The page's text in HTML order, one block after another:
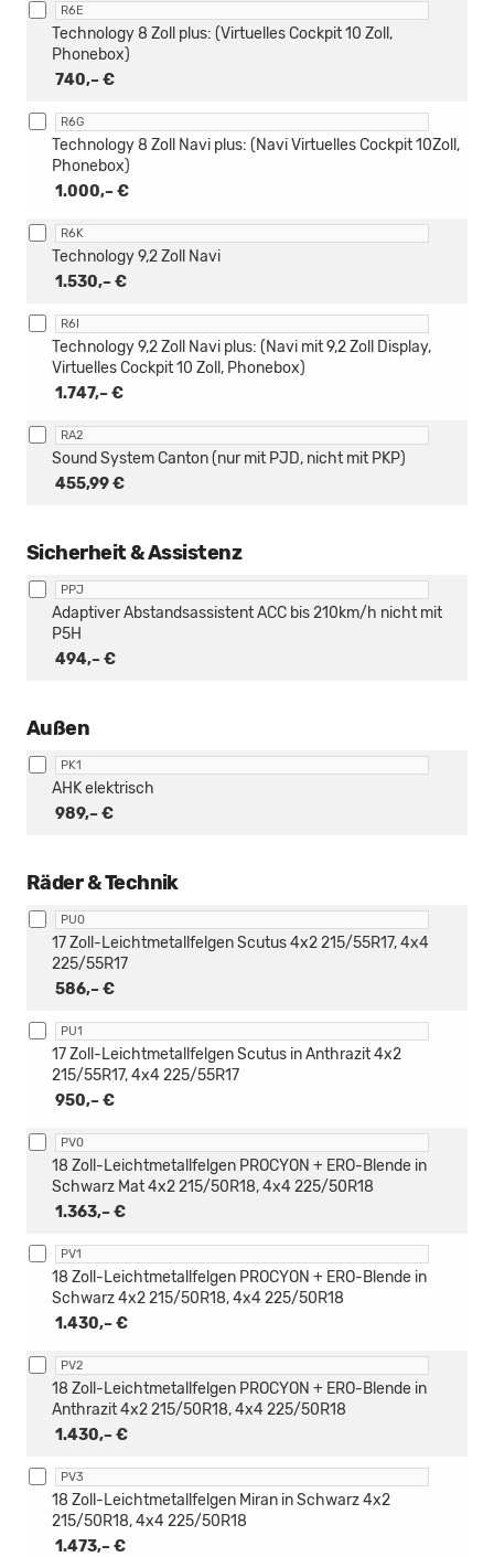
R6E
740,– €
Technology 8 Zoll plus: (Virtuelles Cockpit 10 Zoll,
Phonebox)
R6G
1.000,– €
Technology 8 Zoll Navi plus: (Navi Virtuelles Cockpit 10Zoll,
Phonebox)
R6K
1.530,– €
Technology 9,2 Zoll Navi
R6I
1.747,– €
Technology 9,2 Zoll Navi plus: (Navi mit 9,2 Zoll Display,
Virtuelles Cockpit 10 Zoll, Phonebox)
RA2
455,99 €
Sound System Canton (nur mit PJD, nicht mit PKP)
Sicherheit & Assistenz
PPJ
494,– €
Adaptiver Abstandsassistent ACC bis 210km/h nicht mit
P5H
Außen
PK1
989,– €
AHK elektrisch
Räder & Technik
PU0
586,– €
17 Zoll-Leichtmetallfelgen Scutus 4x2 215/55R17, 4x4
225/55R17
PU1
950,– €
17 Zoll-Leichtmetallfelgen Scutus in Anthrazit 4x2
215/55R17, 4x4 225/55R17
PV0
1.363,– €
18 Zoll-Leichtmetallfelgen PROCYON + ERO-Blende in
Schwarz Mat 4x2 215/50R18, 4x4 225/50R18
PV1
1.430,– €
18 Zoll-Leichtmetallfelgen PROCYON + ERO-Blende in
Schwarz 4x2 215/50R18, 4x4 225/50R18
PV2
1.430,– €
18 Zoll-Leichtmetallfelgen PROCYON + ERO-Blende in
Anthrazit 4x2 215/50R18, 4x4 225/50R18
PV3
1.473,– €
18 Zoll-Leichtmetallfelgen Miran in Schwarz 4x2
215/50R18, 4x4 225/50R18